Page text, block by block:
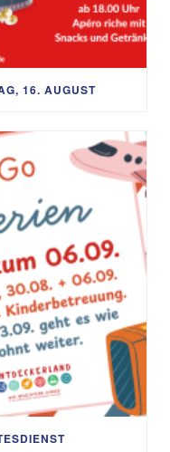
16. AUGUST